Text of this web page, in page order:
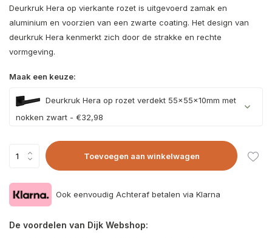
Deurkruk Hera op vierkante rozet is uitgevoerd zamak en
aluminium en voorzien van een zwarte coating. Het design van
deurkruk Hera kenmerkt zich door de strakke en rechte
vormgeving.
Maak een keuze:
Deurkruk Hera op rozet verdekt 55x55x10mm met
nokken zwart - €32,98
Toevoegen aan winkelwagen
Ook eenvoudig Achteraf betalen via Klarna
De voordelen van Dijk Webshop: